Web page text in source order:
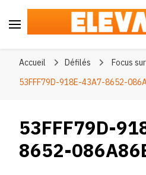
Accueil Défilés
Focus
53FFF79D-918E-43A7-8652-
53FFF79D-
8652-